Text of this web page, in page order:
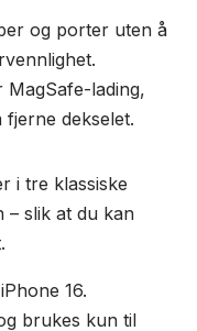
og porter uten å
MagSafe-lading,
dekselet.
i tre klassiske
slik at du kan
16.
brukes kun til